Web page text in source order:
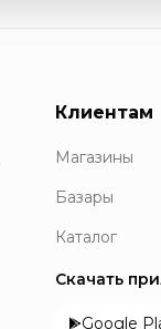
Клиентам
Магазины
Базары
Каталог
Скачать
Google